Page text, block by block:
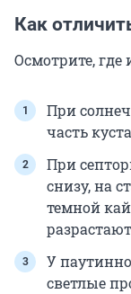
Как
Осмотрите,
При
часть
При
снизу, на
темной
У
светлые